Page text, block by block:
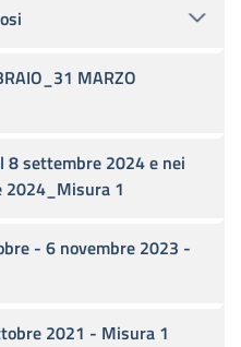
MARZO
8 settembre 2024 e nei
2024_Misura 1
- 6 novembre 2023 -
2021 - Misura 1